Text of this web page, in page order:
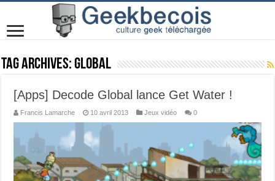
Tag Archives:global
[Apps] Decode Global lance Get Water !
Francis Lamarche 10 avril 2013 Jeux vidéo 0